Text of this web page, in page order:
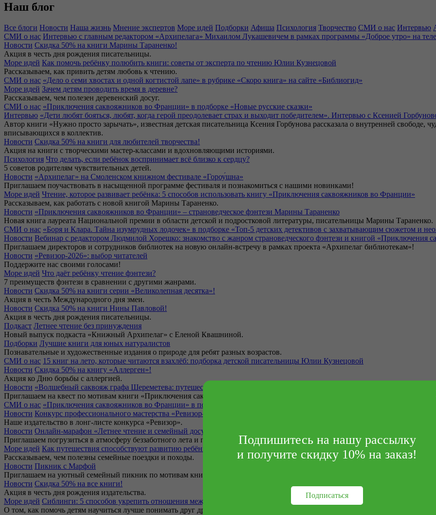
Наш блог
Все блоги Новости Наша жизнь Мнение экспертов Море идей Подборки Афиша Психология Творчество СМИ о нас Интервью
СМИ о нас Интервью с главным редактором «Архипелага» Михаилом Лукашевичем в рамках программы «Доброе утро» на
Новости Скидка 50% на книги Марины Тараненко!
Акция в честь дня рождения писательницы.
Море идей Как помочь ребёнку полюбить книги: советы от эксперта по чтению Юлии Кузнецовой
Рассказываем, как привить детям любовь к чтению.
СМИ о нас «Дело о семи хвостах и одной когтистой лапе» в рубрике «Скоро книга» на сайте «Библиогид»
Море идей Зачем детям проводить время в деревне?
Рассказываем, чем полезен деревенский досуг.
СМИ о нас «Приключения саквояжников во Франции» в подборке «Новые русские сказки»
Интервью «Дети любят бояться, любят, когда герой преодолевает страх и выходит победителем». Интервью с Ксенией
Автор книги «Нужно просто зарычать», известная детская писательница Ксения Горбунова рассказала о внутренней свободе,
вписывающихся в коллектив.
Новости Скидка 50% на книги для любителей творчества!
Акция на книги с творческими мастер-классами и вдохновляющими историями.
Психология Что делать, если ребёнок воспринимает всё близко к сердцу?
5 советов родителям чувствительных детей.
Новости «Архипелаг» на Смоленском книжном фестивале «Гороу́шна»
Приглашаем поучаствовать в насыщенной программе фестиваля и познакомиться с нашими новинками!
Море идей Чтение, которое развивает ребёнка: 5 способов использовать книгу «Приключения саквояжников во Франции»
Рассказываем, как работать с новой книгой Марины Тараненко.
Новости «Приключения саквояжников во Франции» – страноведческое фэнтези Марины Тараненко
Новая книга лауреата Национальной премии в области детской и подростковой литературы, писательницы Марины Тараненко.
СМИ о нас «Боря и Клара. Тайна изумрудных лодочек» в подборке «Топ-5 детских детективов с захватывающим сюжетом и
Новости Вебинар с редактором Людмилой Хорешко: знакомство с жанром страноведческого фэнтези и книгой «Приключения
Приглашаем директоров и сотрудников библиотек на новую онлайн-встречу в рамках проекта «Архипелаг библиотекам»!
Новости «Ревизор-2026»: выбор читателей
Поддержите нас своими голосами!
Море идей Что даёт ребёнку чтение фэнтези?
7 преимуществ фэнтези в сравнении с другими жанрами.
Новости Скидка 50% на книги серии «Великолепная десятка»!
Акция в честь Международного дня змеи.
Новости Скидка 50% на книги Нины Павловой!
Акция в честь дня рождения писательницы.
Подкаст Летнее чтение без принуждения
Новый выпуск подкаста «Книжный Архипелаг» с Еленой Квашниной.
Подборки Лучшие книги для юных натуралистов
Познавательные и художественные издания о природе для ребят разных возрастов.
СМИ о нас 15 книг на лето, которые читаются взахлёб: подборка детской писательницы Юлии Кузнецовой
Новости Скидка 50% на книгу «Аллерген»!
Акция ко Дню борьбы с аллергией.
Новости «Волшебный саквояж графа Шереметева: путешествие по Европе в Кускове»
Приглашаем на квест по мотивам книги «Приключения саквояжников во Франции».
СМИ о нас «Приключения саквояжников во Франции» в подборке «Лучшие книжки июня для детей и подростков»
Новости Конкурс профессионального мастерства «Ревизор-2026»
Наше издательство в лонг-листе конкурса «Ревизор».
Новости Онлайн-марафон «Летнее чтение и семейный досуг»
Приглашаем погрузиться в атмосферу беззаботного лета и провести время с пользой!
Море идей Как путешествия способствуют развитию ребёнка?
Рассказываем, чем полезны семейные поездки и походы.
Новости Пикник с Марфой
Приглашаем на уютный семейный пикник по мотивам книги «Марфа из Сосновки»!
Новости Скидка 50% на все книги!
Акция в честь дня рождения издательства.
Море идей Сиблинги: 5 способов укрепить отношения между братьями и сёстрами
О том, как помочь детям научиться лучше понимать друг друга и работать в команде.
Подпишитесь на нашу рассылку
и получите скидку 10% на заказ!
Подписаться